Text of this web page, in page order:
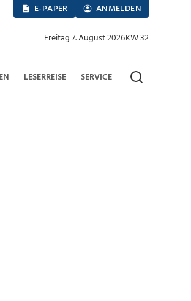
E-PAPER ANMELDEN
Freitag 7. August 2026KW 32
LESERREISE SERVICE